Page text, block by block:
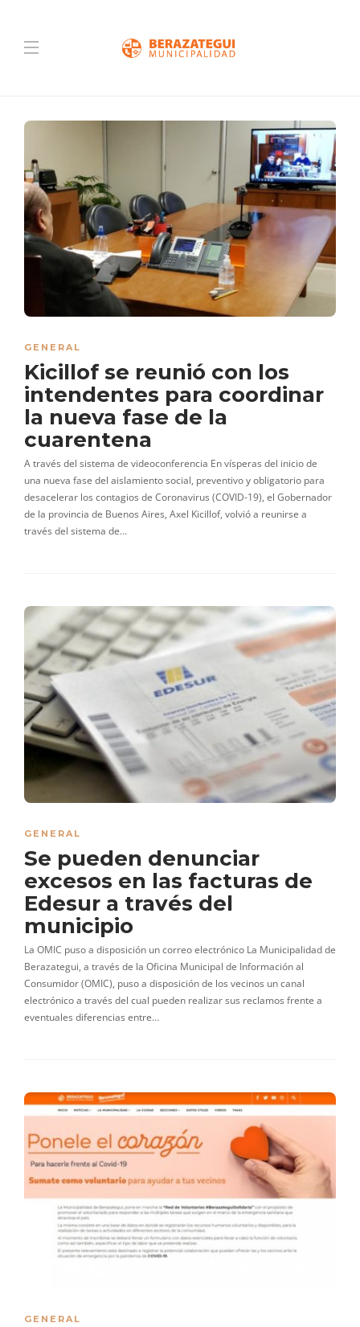
GENERAL
Kicillof se reunió con los
intendentes para coordinar
la nueva fase de la
cuarentena
A través del sistema de videoconferencia En vísperas del inicio de
una nueva fase del aislamiento social, preventivo y obligatorio para
desacelerar los contagios de Coronavirus (COVID-19), el Gobernador
de la provincia de Buenos Aires, Axel Kicillof, volvió a reunirse a
través del sistema de…
GENERAL
Se pueden denunciar
excesos en las facturas de
Edesur a través del
municipio
La OMIC puso a disposición un correo electrónico La Municipalidad de
Berazategui, a través de la Oficina Municipal de Información al
Consumidor (OMIC), puso a disposición de los vecinos un canal
electrónico a través del cual pueden realizar sus reclamos frente a
eventuales diferencias entre…
GENERAL